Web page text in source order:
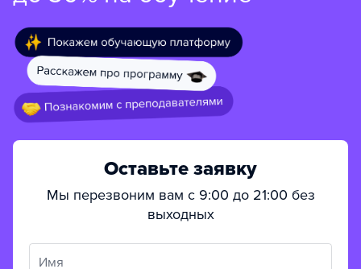
Оставьте заявку
Мы перезвоним вам с 9:00 до 21:00 без
выходных
Имя